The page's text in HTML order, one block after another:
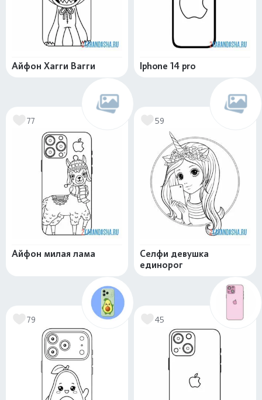
Айфон Хагги Вагги Iphone 14 pro
77
Айфон милая лама
59
Селфи девушка
единорог
79 45